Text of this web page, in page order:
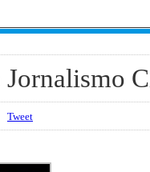
Jornalismo
Tweet